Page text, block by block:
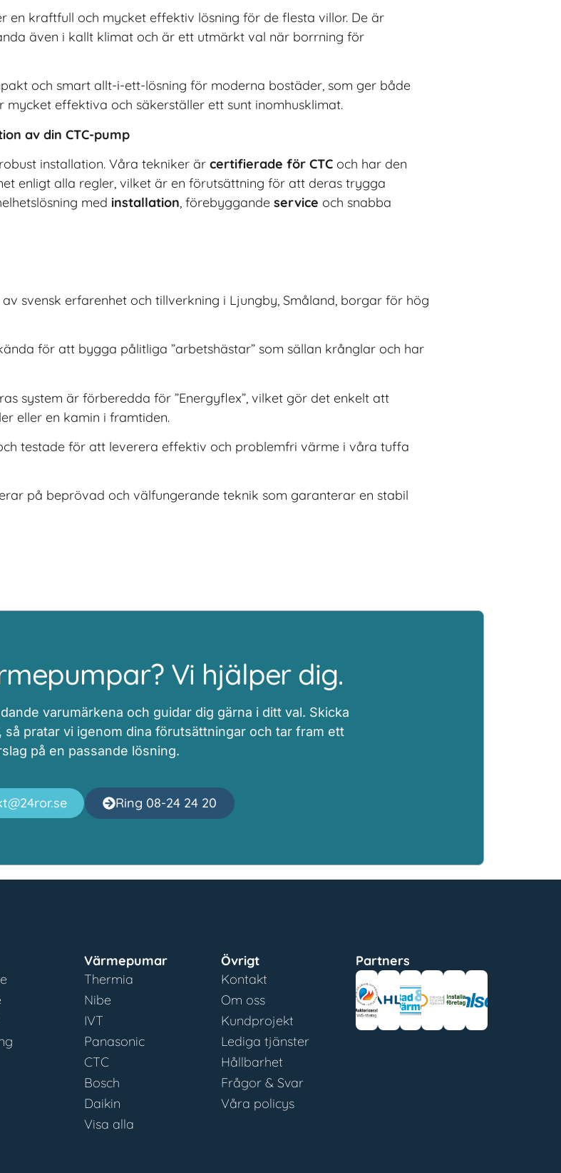
en kraftfull och mycket effektiv lösning för de flesta villor. De är
även i kallt klimat och är ett utmärkt val när borrning för
och smart allt-i-ett-lösning för moderna bostäder, som ger både
effektiva och säkerställer ett sunt inomhusklimat.
av din CTC-pump
installation. Våra tekniker är certifierade för CTC och har den
enligt alla regler, vilket är en förutsättning för att deras trygga
med installation, förebyggande service och snabba
svensk erfarenhet och tillverkning i Ljungby, Småland, borgar för hög
för att bygga pålitliga ”arbetshästar” som sällan krånglar och har
system är förberedda för ”Energyflex”, vilket gör det enkelt att
eller en kamin i framtiden.
testade för att leverera effektiv och problemfri värme i våra tuffa
på beprövad och välfungerande teknik som garanterar en stabil
Vi hjälper dig.
varumärkena och guidar dig gärna i ditt val. Skicka
pratar vi igenom dina förutsättningar och tar fram ett
på en passande lösning.
Ring 08-24 24 20
Värmepumar
Thermia
Nibe
IVT
Panasonic
CTC
Bosch
Daikin
Visa alla
Övrigt
Kontakt
Om oss
Kundprojekt
Lediga tjänster
Hållbarhet
Frågor & Svar
Våra policys
Partners